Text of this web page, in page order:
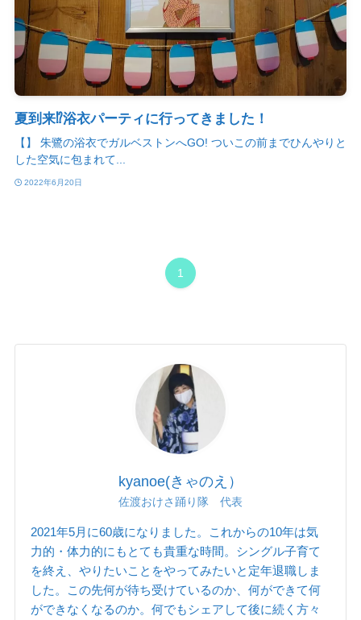
夏到来⁉︎浴衣パーティに行ってきました！
【】 朱鷺の浴衣でガルベストンへGO! ついこの前までひんやりと
した空気に包まれて...
2022年6月20日
1
kyanoe(きゃのえ）
佐渡おけさ踊り隊 代表
2021年5月に60歳になりました。これからの10年は気
力的・体力的にもとても貴重な時間。シングル子育て
を終え、やりたいことをやってみたいと定年退職しま
した。この先何が待ち受けているのか、何ができて何
ができなくなるのか。何でもシェアして後に続く方々